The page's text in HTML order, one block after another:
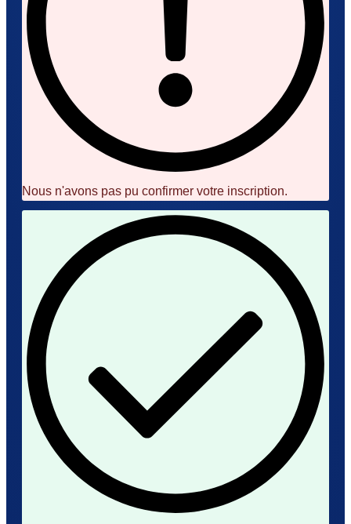
Nous n'avons pas pu confirmer votre inscription.